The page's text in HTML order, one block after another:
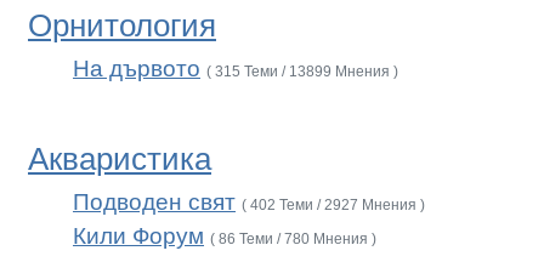
Орнитология
На дървото ( 315 Теми / 13899 Мнения )
Акваристика
Подводен свят ( 402 Теми / 2927 Мнения )
Кили Форум ( 86 Теми / 780 Мнения )